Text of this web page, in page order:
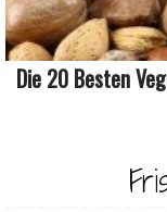
Die 20 Besten